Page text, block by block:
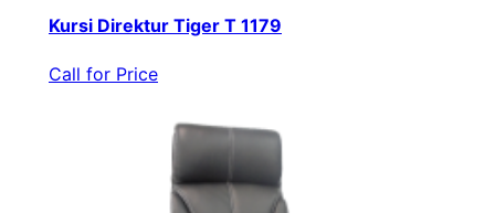
Kursi Direktur Tiger T 1179
Call for Price